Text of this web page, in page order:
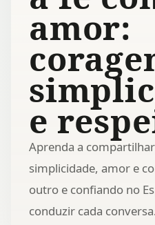
amor:
e
Aprenda a
simplicidade, amor e
outro e confiando no
conduzir cada